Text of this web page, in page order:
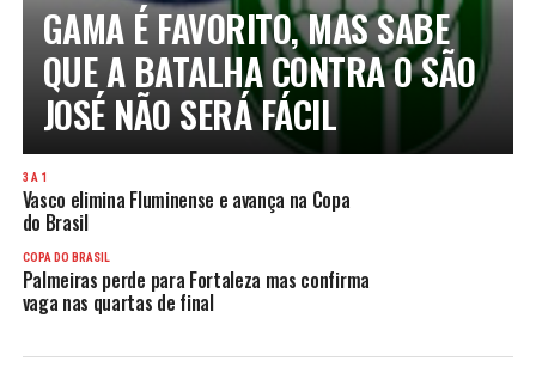
GAMA É FAVORITO, MAS SABE
QUE A BATALHA CONTRA O SÃO
JOSÉ NÃO SERÁ FÁCIL
3 A 1
Vasco elimina Fluminense e avança na Copa
do Brasil
COPA DO BRASIL
Palmeiras perde para Fortaleza mas confirma
vaga nas quartas de final